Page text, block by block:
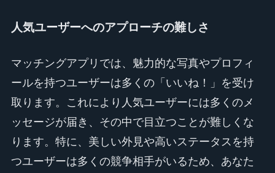
人気ユーザーへのアプローチの難しさ
マッチングアプリでは、魅力的な写真やプロフィ
ールを持つユーザーは多くの「いいね！」を受け
取ります。これにより人気ユーザーには多くのメ
ッセージが届き、その中で目立つことが難しくな
ります。特に、美しい外見や高いステータスを持
つユーザーは多くの競争相手がいるため、あなた